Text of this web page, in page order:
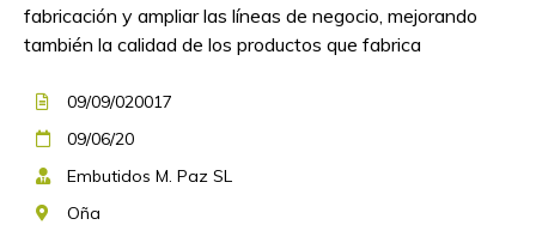
09/09/020017
09/06/20
Embutidos M. Paz SL
Oña
fabricación y ampliar las líneas de negocio, mejorando
también la calidad de los productos que fabrica